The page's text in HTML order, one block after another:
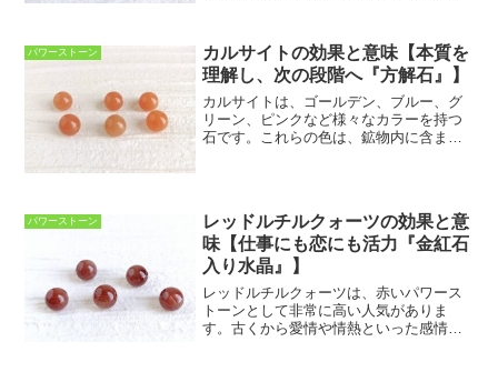
い石でもあり、転職や転居など新しい環
境にともなう不安をやわら...
パワーストーン
カルサイトの効果と意味【本質を
理解し、次の段階へ『方解石』】
カルサイトは、ゴールデン、ブルー、グ
リーン、ピンクなど様々なカラーを持つ
石です。これらの色は、鉱物内に含まれ
パワーストーン
レッドルチルクォーツの効果と意
味【仕事にも恋にも活力『金紅石
入り水晶』】
レッドルチルクォーツは、赤いパワース
トーンとして非常に高い人気がありま
す。古くから愛情や情熱といった感情を